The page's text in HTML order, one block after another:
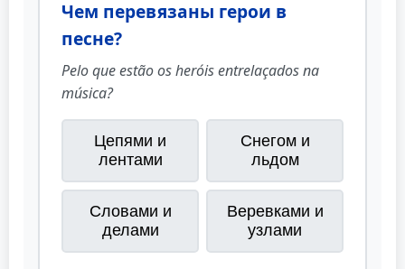
Чем перевязаны герои в
песне?
Pelo que estão os heróis entrelaçados na
música?
Цепями и
лентами
Снегом и
льдом
Словами и
делами
Веревками и
узлами